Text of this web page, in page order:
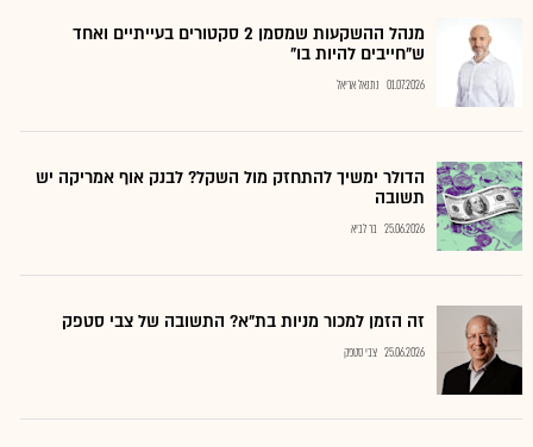
מנהל ההשקעות שמסמן 2 סקטורים בעייתיים ואחד
ש"חייבים להיות בו"
01.07.2026 נתנאל אריאל
הדולר ימשיך להתחזק מול השקל? לבנק אוף אמריקה יש
תשובה
25.06.2026 בר לביא
זה הזמן למכור מניות בת"א? התשובה של צבי סטפק
25.06.2026 צבי סטפק